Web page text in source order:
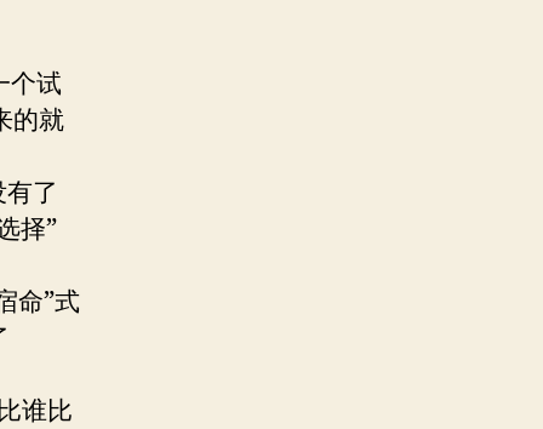
个试
的就
了
择”
命”式
谁比